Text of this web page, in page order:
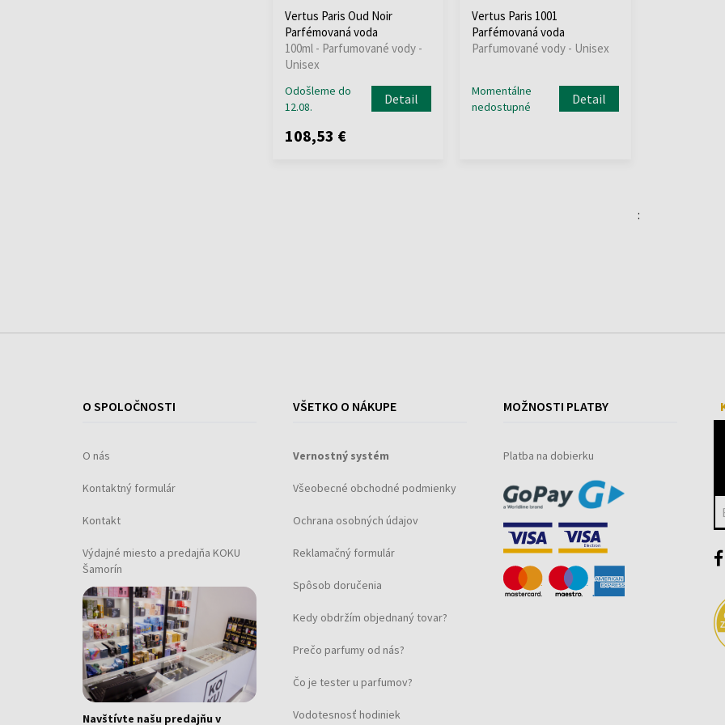
Vertus Paris Oud Noir
Parfémovaná voda
100ml - Parfumované vody -
Unisex
Odošleme do
12.08.
Detail
108,53 €
Vertus Paris 1001
Parfémovaná voda
Parfumované vody - Unisex
Momentálne
nedostupné
Detail
:
O SPOLOČNOSTI
O nás
Kontaktný formulár
Kontakt
Výdajné miesto a predajňa KOKU
Šamorín
Navštívte našu predajňu v
VŠETKO O NÁKUPE
Vernostný systém
Všeobecné obchodné podmienky
Ochrana osobných údajov
Reklamačný formulár
Spôsob doručenia
Kedy obdržím objednaný tovar?
Prečo parfumy od nás?
Čo je tester u parfumov?
Vodotesnosť hodiniek
MOŽNOSTI PLATBY
Platba na dobierku